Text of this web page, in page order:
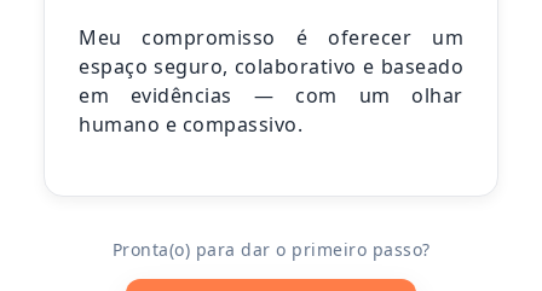
Meu compromisso é oferecer um
espaço seguro, colaborativo e baseado
em evidências — com um olhar
humano e compassivo.
Pronta(o) para dar o primeiro passo?